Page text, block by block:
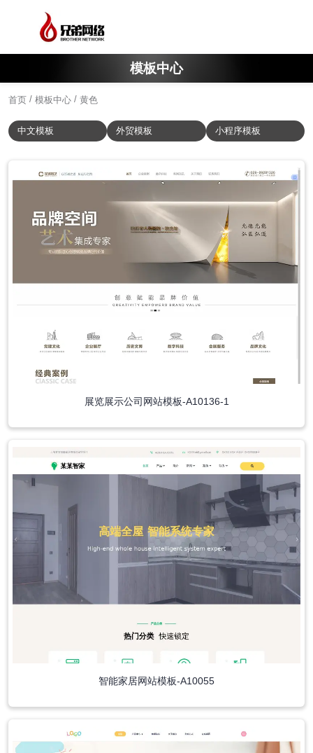
模板中心
首页 / 模板中心 / 黄色
中文模板 外贸模板 小程序模板
展览展示公司网站模板-A10136-1
智能家居网站模板-A10055